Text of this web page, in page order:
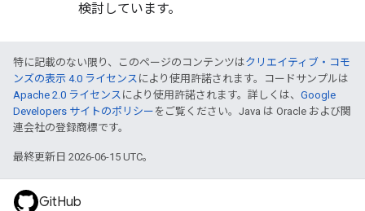
検討しています。
特に記載のない限り、このページのコンテンツはクリエイティブ・コモ
ンズの表示 4.0 ライセンス により使用許諾されます。コードサンプルは
Apache 2.0 ライセンス により使用許諾されます。詳しくは、 Google
Developers サイトのポリシー をご覧ください。Java は Oracle および関
連会社の登録商標です。
最終更新日 2026-06-15 UTC。
GitHub